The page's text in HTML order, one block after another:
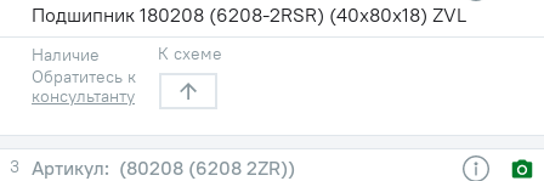
Подшипник 180208 (6208-2RSR) (40х80х18) ZVL
Наличие
Обратитесь к
консультанту
К схеме
3
(80208 (6208 2ZR))